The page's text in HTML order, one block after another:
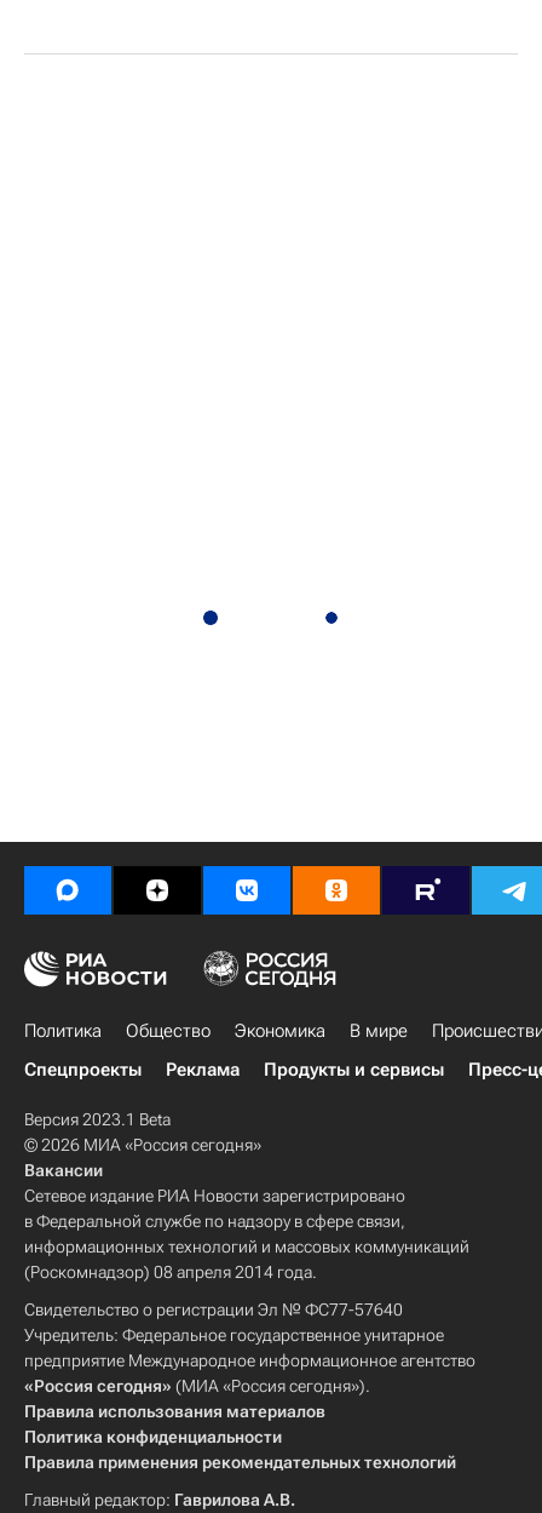
Политика Общество Экономика В мире
Спецпроекты
Реклама Продукты и сервисы Пресс-
Версия 2023.1 Beta
© 2026 МИА «Россия сегодня»
Вакансии
Сетевое издание РИА Новости зарегистрировано
в Федеральной службе по надзору в сфере связи,
информационных технологий и массовых коммуникаций
(Роскомнадзор) 08 апреля 2014 года.
Свидетельство о регистрации Эл № ФС77-57640
Учредитель: Федеральное государственное унитарное
предприятие Международное информационное агентство
«Россия сегодня» (МИА «Россия сегодня»).
Правила использования материалов
Политика конфиденциальности
Правила применения рекомендательных технологий
Главный редактор: Гаврилова А.В.